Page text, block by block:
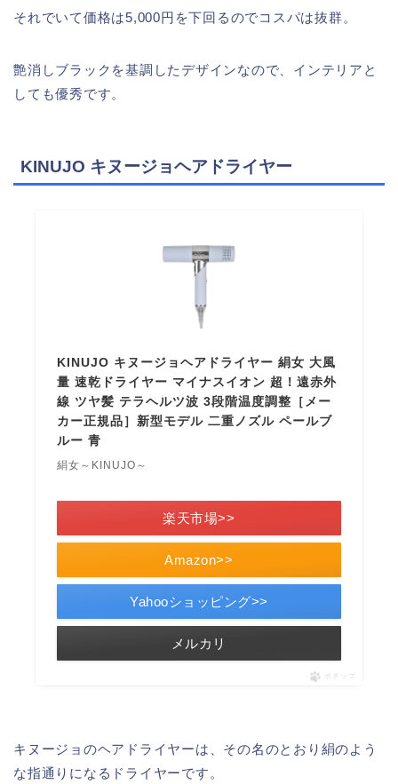
それでいて価格は5,000円を下回るのでコスパは抜群。
艶消しブラックを基調したデザインなので、インテリアと
しても優秀です。
KINUJO キヌージョヘアドライヤー
KINUJO キヌージョヘアドライヤー 絹女 大風
量 速乾ドライヤー マイナスイオン 超！遠赤外
線 ツヤ髪 テラヘルツ波 3段階温度調整［メー
カー正規品］新型モデル 二重ノズル ペールブ
ルー 青
絹女～KINUJO～
Amazon>>
楽天市場>>
Yahooショッピング>>
メルカリ
ポチップ
キヌージョのヘアドライヤーは、その名のとおり絹のよう
な指通りになるドライヤーです。